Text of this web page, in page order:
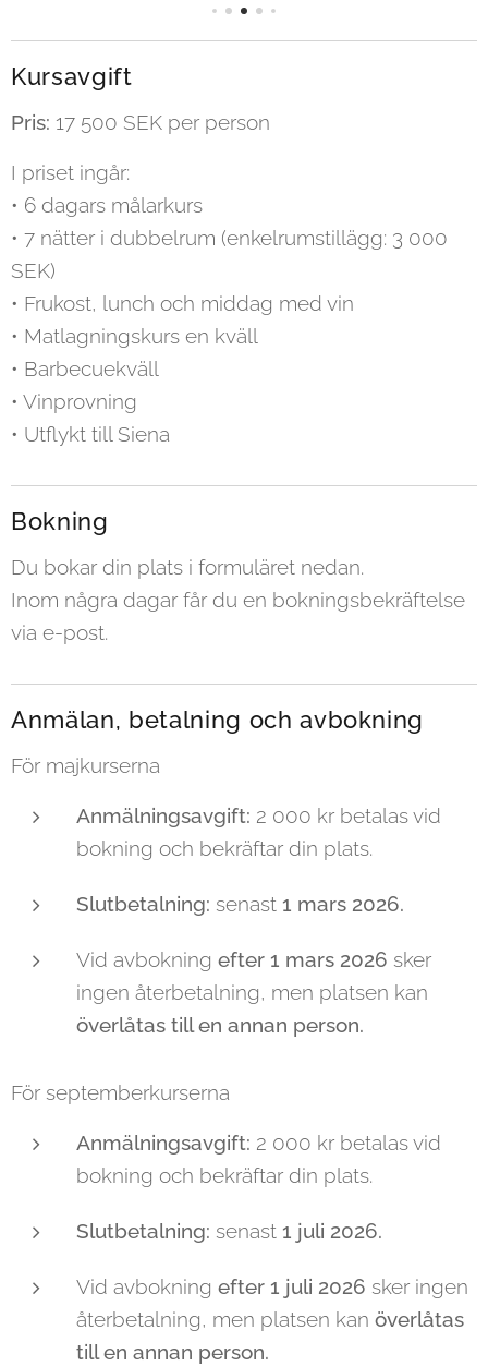
Kursavgift
Pris: 17 500 SEK per person
I priset ingår:
• 6 dagars målarkurs
• 7 nätter i dubbelrum (enkelrumstillägg: 3 000
SEK)
• Frukost, lunch och middag med vin
• Matlagningskurs en kväll
• Barbecuekväll
• Vinprovning
• Utflykt till Siena
Bokning
Du bokar din plats i formuläret nedan.
Inom några dagar får du en bokningsbekräftelse
via e-post.
Anmälan, betalning och avbokning
För majkurserna
Anmälningsavgift: 2 000 kr betalas vid
bokning och bekräftar din plats.
Slutbetalning: senast 1 mars 2026.
Vid avbokning efter 1 mars 2026 sker
ingen återbetalning, men platsen kan
överlåtas till en annan person.
För septemberkurserna
Anmälningsavgift: 2 000 kr betalas vid
bokning och bekräftar din plats.
Slutbetalning: senast 1 juli 2026.
Vid avbokning efter 1 juli 2026 sker ingen
återbetalning, men platsen kan överlåtas
till en annan person.